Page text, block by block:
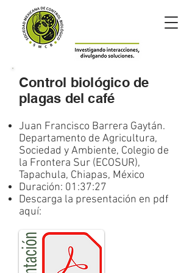
Control biológico de
plagas del café
Juan Francisco Barrera Gaytán.
Departamento de Agricultura,
Sociedad y Ambiente, Colegio de
la Frontera Sur (ECOSUR),
Tapachula, Chiapas, México
Duración: 01:37:27
Descarga la presentación en pdf
aquí: